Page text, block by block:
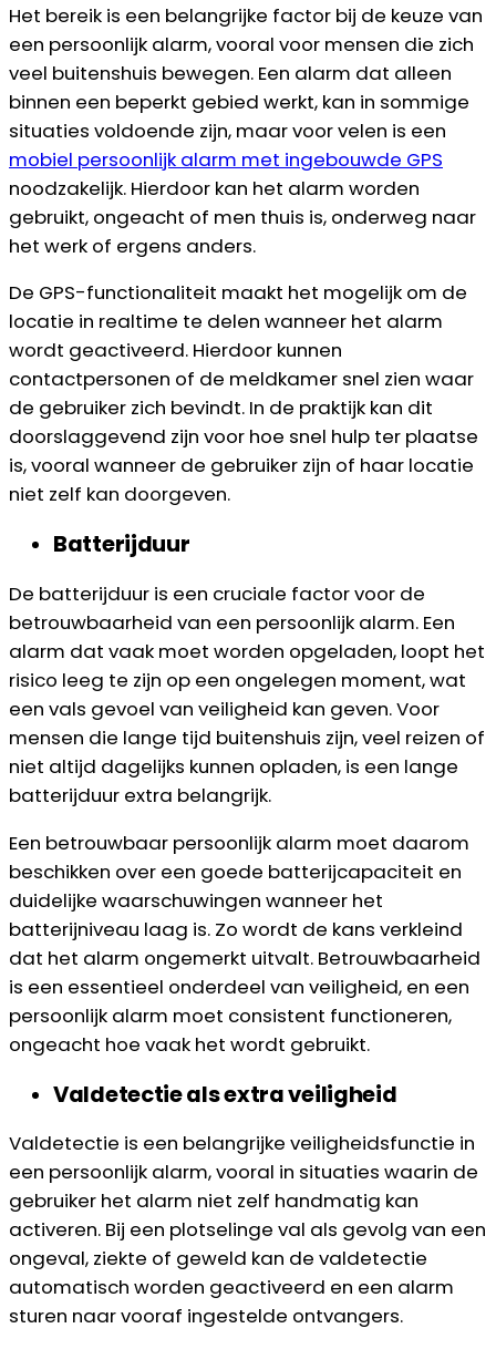
Het bereik is een belangrijke factor bij de keuze van
een persoonlijk alarm, vooral voor mensen die zich
veel buitenshuis bewegen. Een alarm dat alleen
binnen een beperkt gebied werkt, kan in sommige
situaties voldoende zijn, maar voor velen is een
mobiel persoonlijk alarm met ingebouwde GPS
noodzakelijk. Hierdoor kan het alarm worden
gebruikt, ongeacht of men thuis is, onderweg naar
het werk of ergens anders.
De GPS-functionaliteit maakt het mogelijk om de
locatie in realtime te delen wanneer het alarm
wordt geactiveerd. Hierdoor kunnen
contactpersonen of de meldkamer snel zien waar
de gebruiker zich bevindt. In de praktijk kan dit
doorslaggevend zijn voor hoe snel hulp ter plaatse
is, vooral wanneer de gebruiker zijn of haar locatie
niet zelf kan doorgeven.
Batterijduur
De batterijduur is een cruciale factor voor de
betrouwbaarheid van een persoonlijk alarm. Een
alarm dat vaak moet worden opgeladen, loopt het
risico leeg te zijn op een ongelegen moment, wat
een vals gevoel van veiligheid kan geven. Voor
mensen die lange tijd buitenshuis zijn, veel reizen of
niet altijd dagelijks kunnen opladen, is een lange
batterijduur extra belangrijk.
Een betrouwbaar persoonlijk alarm moet daarom
beschikken over een goede batterijcapaciteit en
duidelijke waarschuwingen wanneer het
batterijniveau laag is. Zo wordt de kans verkleind
dat het alarm ongemerkt uitvalt. Betrouwbaarheid
is een essentieel onderdeel van veiligheid, en een
persoonlijk alarm moet consistent functioneren,
ongeacht hoe vaak het wordt gebruikt.
Valdetectie als extra veiligheid
Valdetectie is een belangrijke veiligheidsfunctie in
een persoonlijk alarm, vooral in situaties waarin de
gebruiker het alarm niet zelf handmatig kan
activeren. Bij een plotselinge val als gevolg van een
ongeval, ziekte of geweld kan de valdetectie
automatisch worden geactiveerd en een alarm
sturen naar vooraf ingestelde ontvangers.